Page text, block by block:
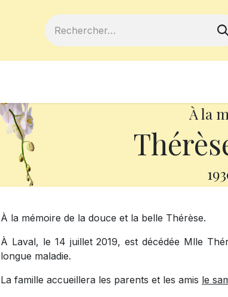
À la
À la mémoire de la douce et la belle Thérèse.
À Laval, le 14 juillet 2019, est décédée Mlle
longue maladie.
La famille accueillera les parents et les amis le